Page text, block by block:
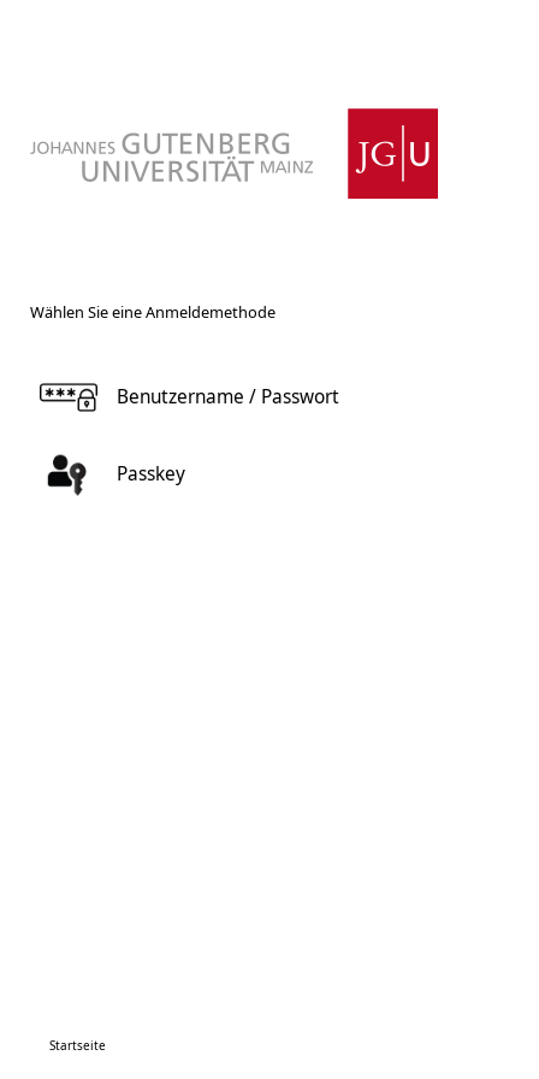
Wählen Sie eine Anmeldemethode
Benutzername / Passwort
Passkey
Startseite